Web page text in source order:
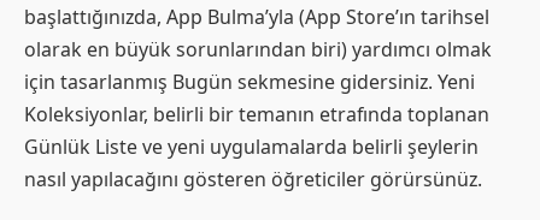
başlattığınızda, App Bulma’yla (App Store’ın tarihsel
olarak en büyük sorunlarından biri) yardımcı olmak
için tasarlanmış Bugün sekmesine gidersiniz. Yeni
Koleksiyonlar, belirli bir temanın etrafında toplanan
Günlük Liste ve yeni uygulamalarda belirli şeylerin
nasıl yapılacağını gösteren öğreticiler görürsünüz.